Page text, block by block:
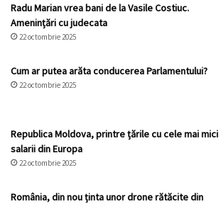
Radu Marian vrea bani de la Vasile Costiuc.
Amenințări cu judecata
22 octombrie 2025
Cum ar putea arăta conducerea Parlamentului?
22 octombrie 2025
Republica Moldova, printre țările cu cele mai mici
salarii din Europa
22 octombrie 2025
România, din nou ținta unor drone rătăcite din